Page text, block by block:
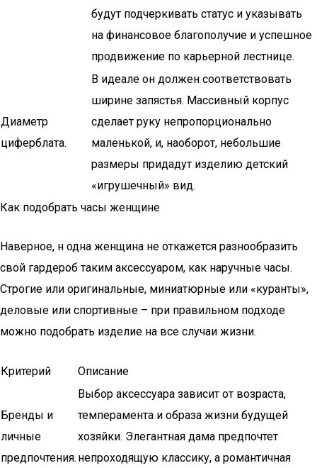
будут подчеркивать статус и указывать
на финансовое благополучие и успешное
продвижение по карьерной лестнице.
Диаметр
циферблата.
В идеале он должен соответствовать
ширине запястья. Массивный корпус
сделает руку непропорционально
маленькой, и, наоборот, небольшие
размеры придадут изделию детский
«игрушечный» вид.
Как подобрать часы женщине
Наверное, н одна женщина не откажется разнообразить
свой гардероб таким аксессуаром, как наручные часы.
Строгие или оригинальные, миниатюрные или «куранты»,
деловые или спортивные – при правильном подходе
можно подобрать изделие на все случаи жизни.
Критерий Описание
Бренды и
личные
предпочтения.
Выбор аксессуара зависит от возраста,
темперамента и образа жизни будущей
хозяйки. Элегантная дама предпочтет
непроходящую классику, а романтичная